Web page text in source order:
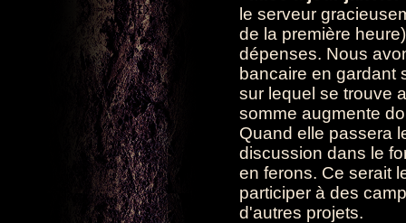
le serveur
de la première
dépenses. Nous
bancaire en gardant
sur lequel se trouve
somme augmente
Quand elle passera
discussion dans le
en ferons. Ce serait
participer à des
d'autres projets.